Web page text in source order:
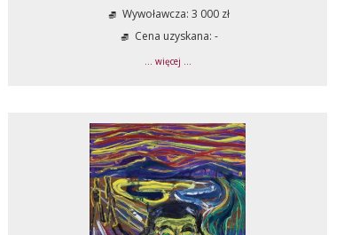
Wywoławcza: 3 000 zł
Cena uzyskana: -
... więcej ...